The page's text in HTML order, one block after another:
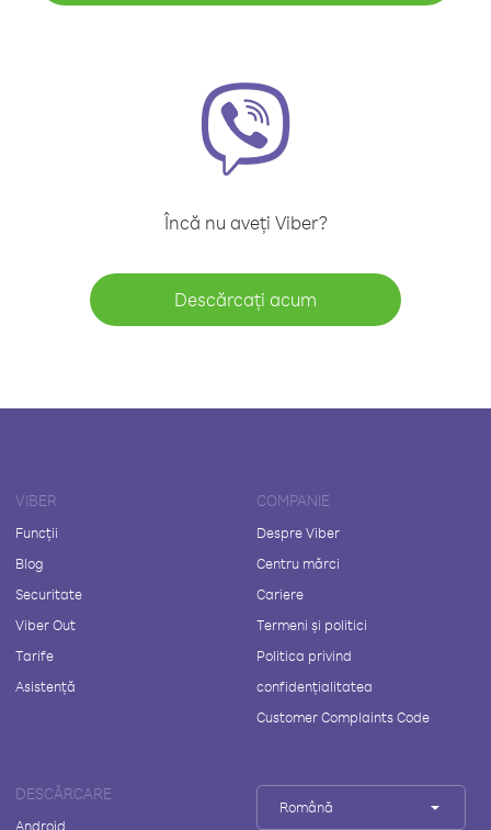
Încă nu aveți Viber?
Descărcați acum
VIBER
Funcții
Blog
Securitate
Viber Out
Tarife
Asistență
COMPANIE
Despre Viber
Centru mărci
Cariere
Termeni și politici
Politica privind
confidențialitatea
Customer Complaints Code
DESCĂRCARE
Android
Română